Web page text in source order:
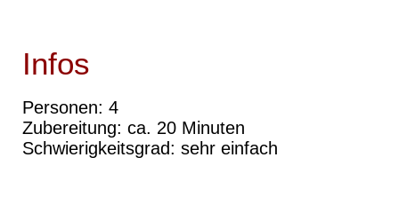
Infos
Personen: 4
Zubereitung: ca. 20 Minuten
Schwierigkeitsgrad: sehr einfach